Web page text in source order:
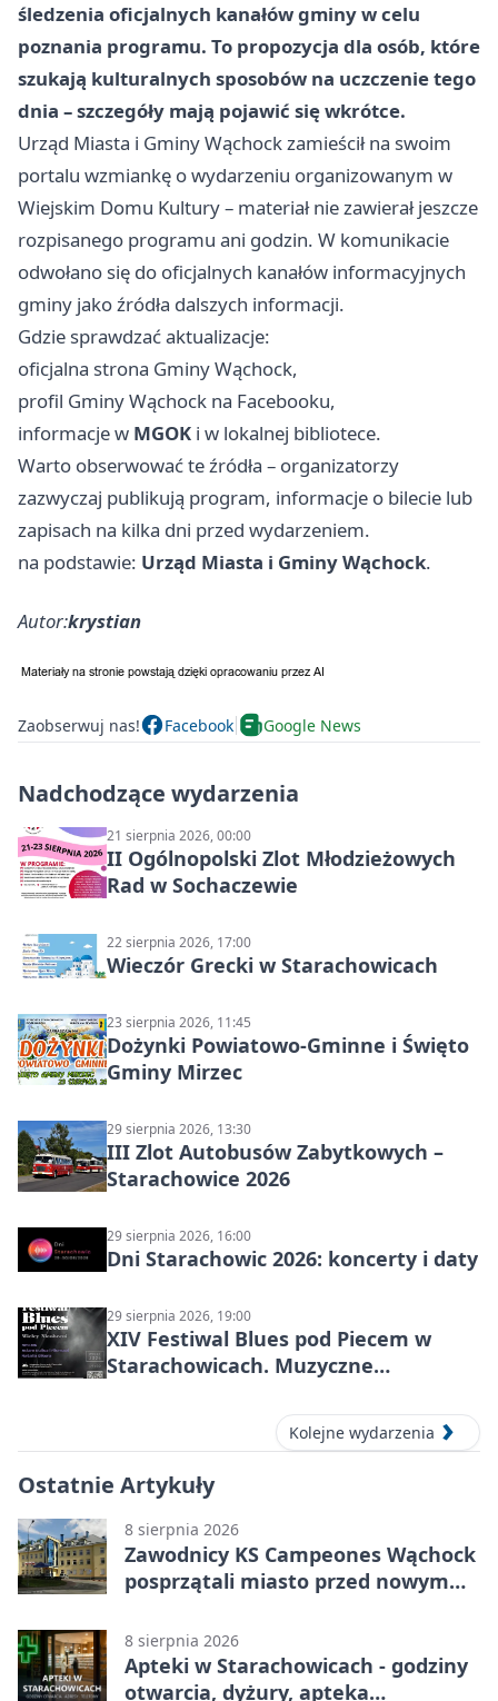
śledzenia oficjalnych kanałów gminy w celu
poznania programu. To propozycja dla osób, które
szukają kulturalnych sposobów na uczczenie tego
dnia – szczegóły mają pojawić się wkrótce.
Urząd Miasta i Gminy Wąchock zamieścił na swoim
portalu wzmiankę o wydarzeniu organizowanym w
Wiejskim Domu Kultury – materiał nie zawierał jeszcze
rozpisanego programu ani godzin. W komunikacie
odwołano się do oficjalnych kanałów informacyjnych
gminy jako źródła dalszych informacji.
Gdzie sprawdzać aktualizacje:
oficjalna strona Gminy Wąchock,
profil Gminy Wąchock na Facebooku,
informacje w MGOK i w lokalnej bibliotece.
Warto obserwować te źródła – organizatorzy
zazwyczaj publikują program, informacje o bilecie lub
zapisach na kilka dni przed wydarzeniem.
na podstawie: Urząd Miasta i Gminy Wąchock.
Autor:krystian
Zaobserwuj nas! Facebook Google News
Nadchodzące wydarzenia
21 sierpnia 2026, 00:00
II Ogólnopolski Zlot Młodzieżowych
Rad w Sochaczewie
22 sierpnia 2026, 17:00
Wieczór Grecki w Starachowicach
23 sierpnia 2026, 11:45
Dożynki Powiatowo-Gminne i Święto
Gminy Mirzec
29 sierpnia 2026, 13:30
III Zlot Autobusów Zabytkowych –
Starachowice 2026
29 sierpnia 2026, 16:00
Dni Starachowic 2026: koncerty i daty
29 sierpnia 2026, 19:00
XIV Festiwal Blues pod Piecem w
Starachowicach. Muzyczne
blues w zabytkowej hucieKolejne wydarzenia
Ostatnie Artykuły
8 sierpnia 2026
Zawodnicy KS Campeones Wąchock
posprzątali miasto przed nowym
8 sierpnia 2026
Apteki w Starachowicach - godziny
otwarcia, dyżury, apteka